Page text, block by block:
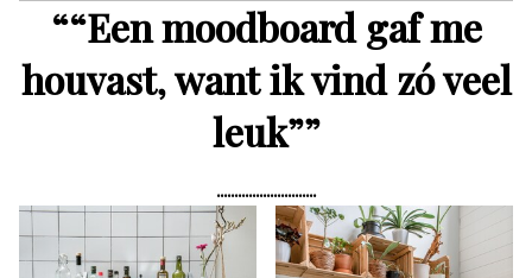
““Een moodboard gaf me
houvast, want ik vind zó veel
leuk””